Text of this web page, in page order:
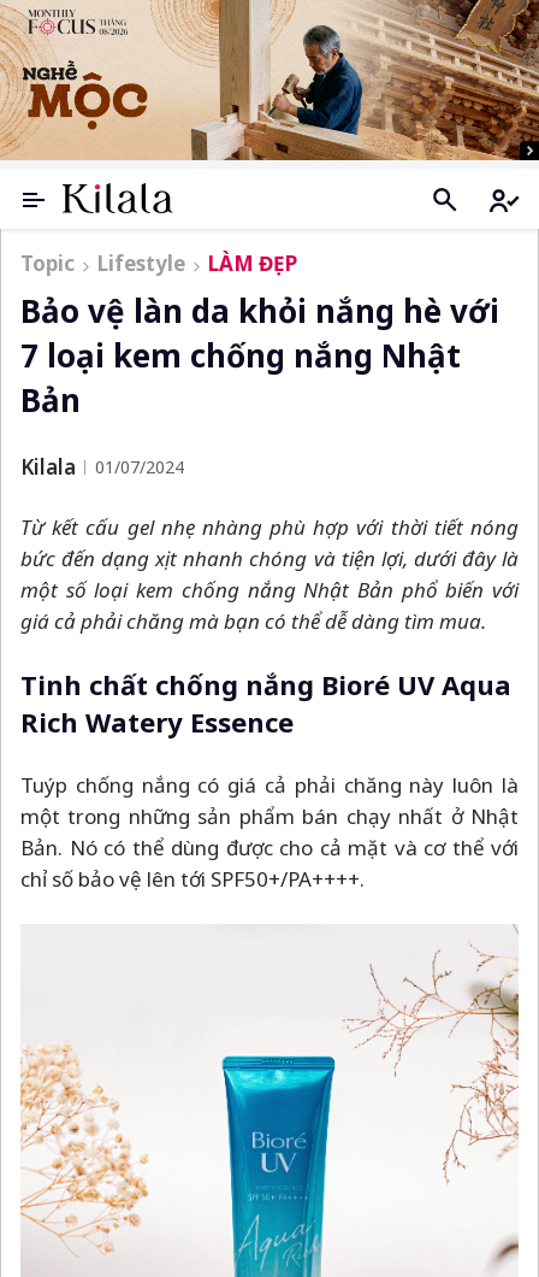
Topic Lifestyle LÀM ĐẸP
Bảo vệ làn da khỏi nắng hè với
7 loại kem chống nắng Nhật
Bản
Kilala 01/07/2024
Từ kết cấu gel nhẹ nhàng phù hợp với thời tiết nóng
bức đến dạng xịt nhanh chóng và tiện lợi, dưới đây là
một số loại kem chống nắng Nhật Bản phổ biến với
giá cả phải chăng mà bạn có thể dễ dàng tìm mua.
Tinh chất chống nắng Bioré UV Aqua
Rich Watery Essence
Tuýp chống nắng có giá cả phải chăng này luôn là
một trong những sản phẩm bán chạy nhất ở Nhật
Bản. Nó có thể dùng được cho cả mặt và cơ thể với
chỉ số bảo vệ lên tới SPF50+/PA++++.